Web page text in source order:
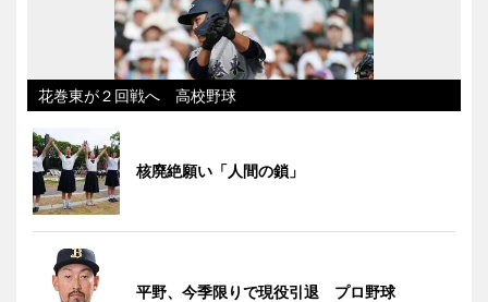
花巻東が２回戦へ 高校野球
核廃絶願い「人間の鎖」
平野、今季限りで現役引退 プロ野球